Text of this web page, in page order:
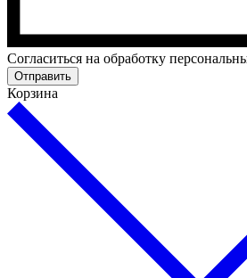
Cогласиться на обработку
Отправить
Корзина